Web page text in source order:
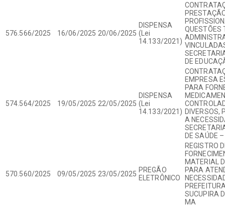
576.566/2025 16/06/2025 20/06/2025
DISPENSA
(Lei
14.133/2021)
QUESTÕES
DE
574.564/2025 19/05/2025 22/05/2025
DISPENSA
(Lei
14.133/2021)
EMPRESA
PARA
DIVERSOS,
A
DE SAÚDE
570.560/2025 09/05/2025 23/05/2025 PREGÃO
ELETRÔNICO
REGISTRO
MATERIAL
PARA
SUCUPIRA
MA